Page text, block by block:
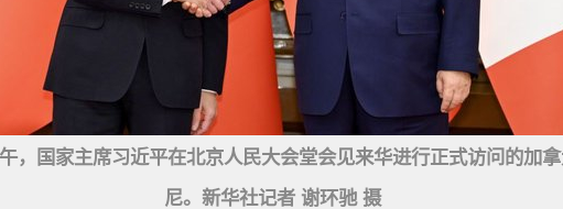
，国家主席习近平在北京人民大会堂会见来华进行正式访问的加
尼。新华社记者 谢环驰 摄